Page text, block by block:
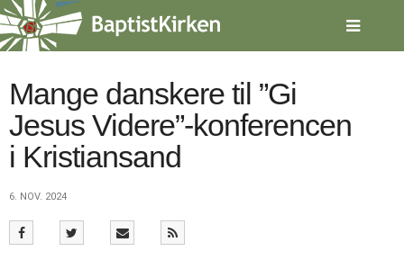
Spring
menu
over
gå
indholdVend
tilbage
1.0:
Forside
Kalender
Mange danskere til ”Gi
Jesus Videre”-konferencen
i Kristiansand
6. NOV. 2024